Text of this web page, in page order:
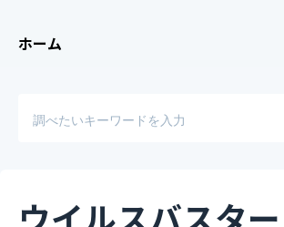
ホーム
ウイルスバスタ